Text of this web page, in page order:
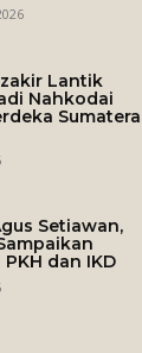
Lantik
Nahkodai
Sumatera
Setiawan,
dan IKD